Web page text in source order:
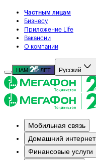
Частным лицам
Бизнесу
Приложение Life
Вакансии
О компании
НАМ ЛЕТ Русский
Мобильная связь
Домашний интернет
Финансовые услуги